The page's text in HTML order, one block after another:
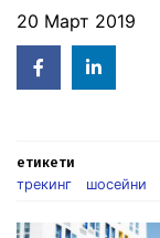
20 Март 2019
Facebook
in
етикети
трекинг
шосейни